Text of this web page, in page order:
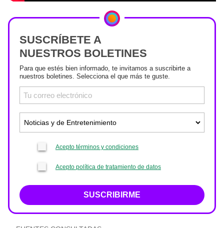
SUSCRÍBETE A
NUESTROS BOLETINES
Para que estés bien informado, te invitamos a suscribirte a
nuestros boletines. Selecciona el que más te guste.
Acepto términos y condiciones
Acepto política de tratamiento de datos
SUSCRIBIRME